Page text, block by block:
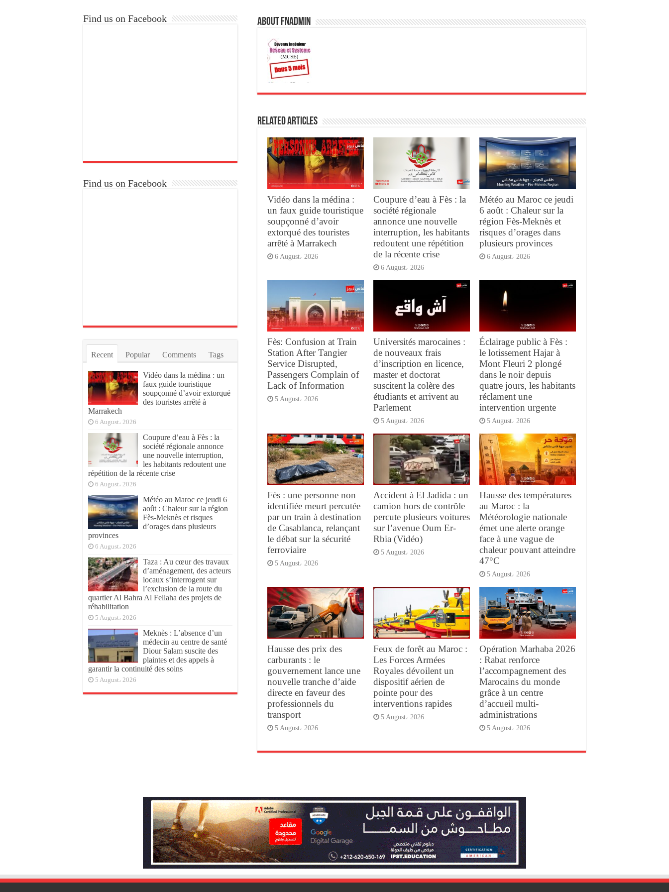
About fnadmin
Related Articles
Vidéo dans la médina :
un faux guide touristique
soupçonné d’avoir
extorqué des touristes
arrêté à Marrakech
6 August، 2026
Coupure d’eau à Fès : la
société régionale
annonce une nouvelle
interruption, les habitants
redoutent une répétition
de la récente crise
6 August، 2026
Météo au Maroc ce jeudi
6 août : Chaleur sur la
région Fès-Meknès et
risques d’orages dans
plusieurs provinces
6 August، 2026
Fès: Confusion at Train
Station After Tangier
Service Disrupted,
Passengers Complain of
Lack of Information
5 August، 2026
Universités marocaines :
de nouveaux frais
d’inscription en licence,
master et doctorat
suscitent la colère des
étudiants et arrivent au
Parlement
5 August، 2026
Éclairage public à Fès :
le lotissement Hajar à
Mont Fleuri 2 plongé
dans le noir depuis
quatre jours, les habitants
réclament une
intervention urgente
5 August، 2026
Fès : une personne non
identifiée meurt percutée
par un train à destination
de Casablanca, relançant
le débat sur la sécurité
ferroviaire
5 August، 2026
Accident à El Jadida : un
camion hors de contrôle
percute plusieurs voitures
sur l’avenue Oum Er-
Rbia (Vidéo)
5 August، 2026
Hausse des températures
au Maroc : la
Météorologie nationale
émet une alerte orange
face à une vague de
chaleur pouvant atteindre
47°C
5 August، 2026
Hausse des prix des
carburants : le
gouvernement lance une
nouvelle tranche d’aide
directe en faveur des
professionnels du
transport
5 August، 2026
Feux de forêt au Maroc :
Les Forces Armées
Royales dévoilent un
dispositif aérien de
pointe pour des
interventions rapides
5 August، 2026
Opération Marhaba 2026
: Rabat renforce
l’accompagnement des
Marocains du monde
grâce à un centre
d’accueil multi-
administrations
5 August، 2026
Find us on Facebook
Find us on Facebook
Recent Popular Comments Tags
Vidéo dans la médina : un
faux guide touristique
soupçonné d’avoir extorqué
des touristes arrêté à
Marrakech
6 August، 2026
Coupure d’eau à Fès : la
société régionale annonce
une nouvelle interruption,
les habitants redoutent une
répétition de la récente crise
6 August، 2026
Météo au Maroc ce jeudi 6
août : Chaleur sur la région
Fès-Meknès et risques
d’orages dans plusieurs
provinces
6 August، 2026
Taza : Au cœur des travaux
d’aménagement, des acteurs
locaux s’interrogent sur
l’exclusion de la route du
quartier Al Bahra Al Fellaha des projets de
réhabilitation
5 August، 2026
Meknès : L’absence d’un
médecin au centre de santé
Diour Salam suscite des
plaintes et des appels à
garantir la continuité des soins
5 August، 2026